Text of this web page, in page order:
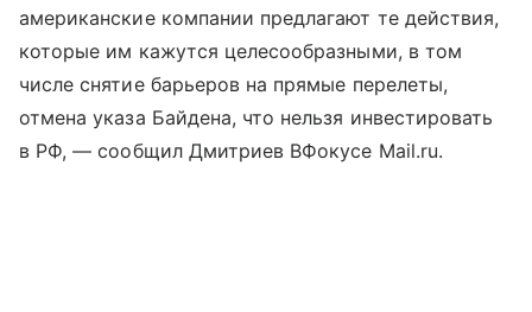
американские компании предлагают те действия,
которые им кажутся целесообразными, в том
числе снятие барьеров на прямые перелеты,
отмена указа Байдена, что нельзя инвестировать
в РФ, — сообщил Дмитриев ВФокусе Mail.ru.